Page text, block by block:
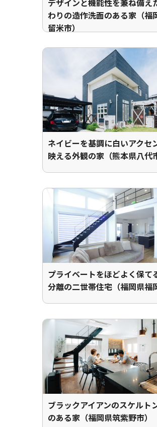
デザインと機能性を兼ね備え
わりの造作洗面のある家（福
留米市）
ネイビーを基調に白いアクセ
映える外観の家（熊本県八代
プライベートをほどよく保て
分離の二世帯住宅（福岡県福
ブラックアイアンのスケルト
のある家（福岡県筑紫野市）